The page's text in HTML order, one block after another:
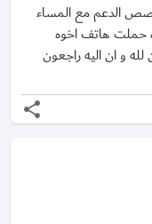
الدعم مع المساء
حملت هاتف اخوه
و ان اليه راجعون
share